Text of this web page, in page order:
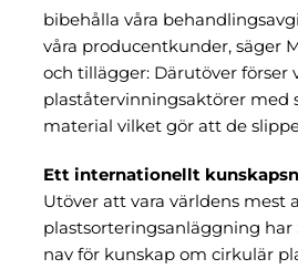
bibehålla våra
våra producentkunder, säger
och tillägger: Därutöver förser
plaståtervinningsaktörer med
material vilket gör att de
Ett internationellt
Utöver att vara världens mest
plastsorteringsanläggning
nav för kunskap om cirkulär